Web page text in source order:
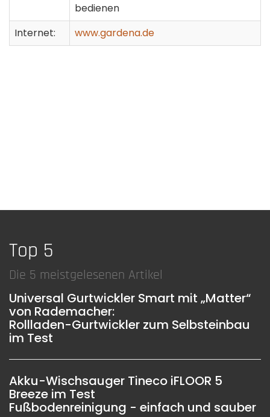
bedienen
Internet:
www.gardena.de
Top 5
Die 5 meistgelesenen Artikel
Universal Gurtwickler Smart mit „Matter“
von Rademacher:
Rollladen-Gurtwickler zum Selbsteinbau
im Test
Akku-Wischsauger Tineco iFLOOR 5
Breeze im Test
Fußbodenreinigung - einfach und sauber